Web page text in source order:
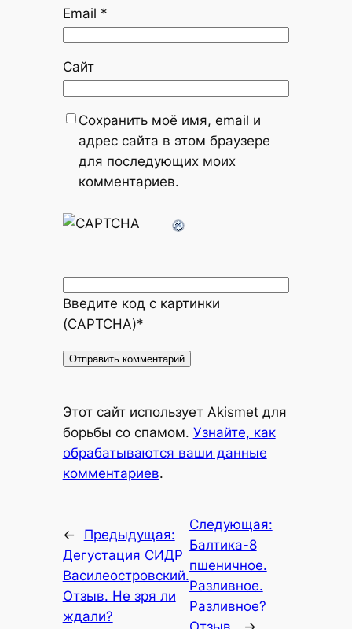
Email *
Сайт
Сохранить моё имя, email и
адрес сайта в этом браузере
для последующих моих
комментариев.
Введите код с картинки
(CAPTCHA)*
Этот сайт использует Akismet для
борьбы со спамом. Узнайте, как
обрабатываются ваши данные
комментариев.
←
Предыдущая:
Дегустация СИДР
Василеостровский.
Отзыв. Не зря ли
ждали?
Следующая:
Балтика-8
пшеничное.
Разливное.
Разливное?